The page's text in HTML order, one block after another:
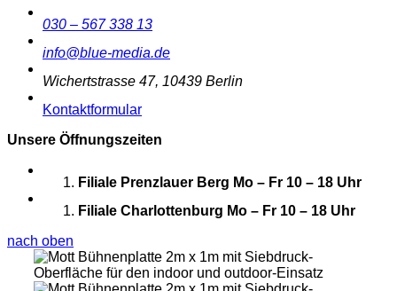
030 – 567 338 13
info@blue-media.de
Wichertstrasse 47, 10439 Berlin
Kontaktformular
Unsere Öffnungszeiten
Filiale Prenzlauer Berg Mo – Fr 10 – 18 Uhr
Filiale Charlottenburg Mo – Fr 10 – 18 Uhr
nach oben